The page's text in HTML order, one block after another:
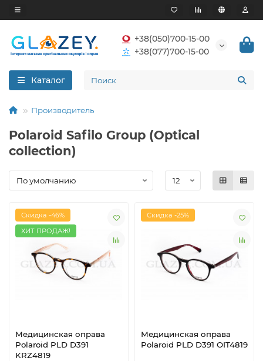
+38(050)700-15-00
+38(077)700-15-00
Каталог
Производитель
Polaroid Safilo Group (Optical
collection)
Скидка -46%
ХИТ ПРОДАЖ!
Медицинская оправа
Polaroid PLD D391
KRZ4819
Скидка -25%
Медицинская оправа
Polaroid PLD D391 OIT4819